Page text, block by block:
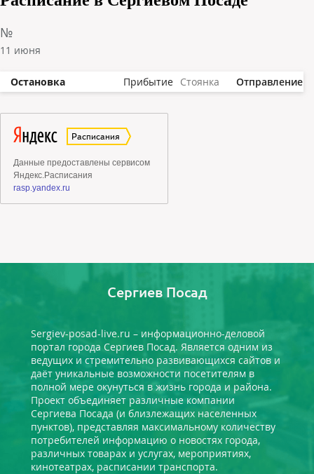
№
11 июня
Остановка Прибытие Стоянка Отправление
Сергиев Посад
Sergiev-posad-live.ru – информационно-деловой
портал города Сергиев Посад. Является одним из
ведущих и стремительно развивающихся сайтов и
даёт уникальные возможности посетителям в
полной мере окунуться в жизнь города и района.
Проект объединяет различные компании
Сергиева Посада (и близлежащих населенных
пунктов), представляя максимальному количеству
потребителей информацию о новостях города,
различных товарах и услугах, мероприятиях,
кинотеатрах, расписании транспорта.